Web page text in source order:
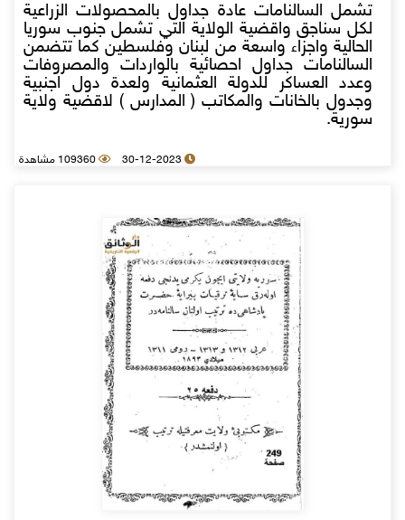
تشمل السالنامات عادة جداول بالمحصولات الزراعية
لكل سناجق واقضية الولاية التي تشمل جنوب سوريا
الحالية واجزاء واسعة من لبنان وفلسطين كما تتضمن
السالنامات جداول احصائية بالواردات والمصروفات
وعدد العساكر للدولة العثمانية ولعدة دول اجنبية
وجدول بالخانات والمكاتب ( المدارس ) لاقضية ولاية
سورية.
30-12-2023 109360 مشاهدة